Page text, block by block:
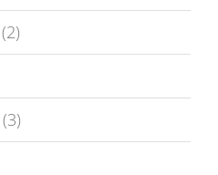
(2)
(3)